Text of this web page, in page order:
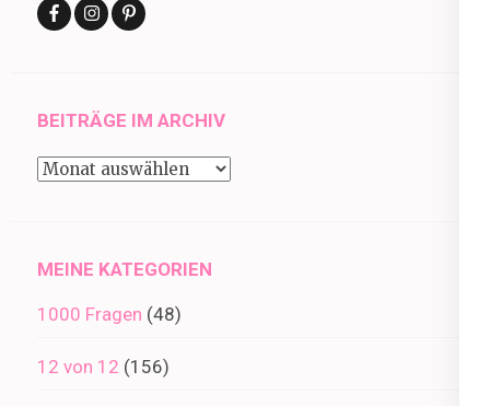
BEITRÄGE IM ARCHIV
Beiträge
MEINE KATEGORIEN
1000 Fragen (48)
12 von 12 (156)